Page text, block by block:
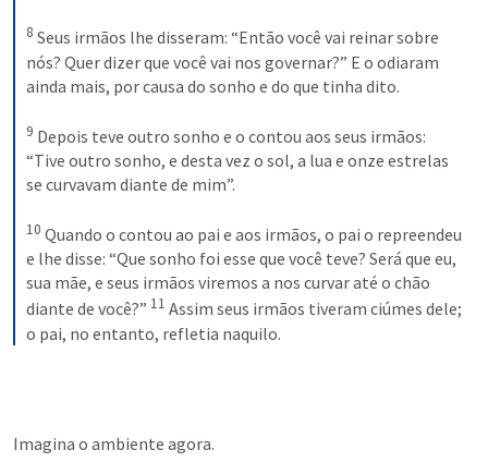
8 Seus irmãos lhe disseram: “Então você vai reinar sobre
nós? Quer dizer que você vai nos governar?” E o odiaram
ainda mais, por causa do sonho e do que tinha dito.
9 Depois teve outro sonho e o contou aos seus irmãos:
“Tive outro sonho, e desta vez o sol, a lua e onze estrelas
se curvavam diante de mim”.
10 Quando o contou ao pai e aos irmãos, o pai o repreendeu
e lhe disse: “Que sonho foi esse que você teve? Será que eu,
sua mãe, e seus irmãos viremos a nos curvar até o chão
diante de você?” 11 Assim seus irmãos tiveram ciúmes dele;
o pai, no entanto, refletia naquilo.
Imagina o ambiente agora.